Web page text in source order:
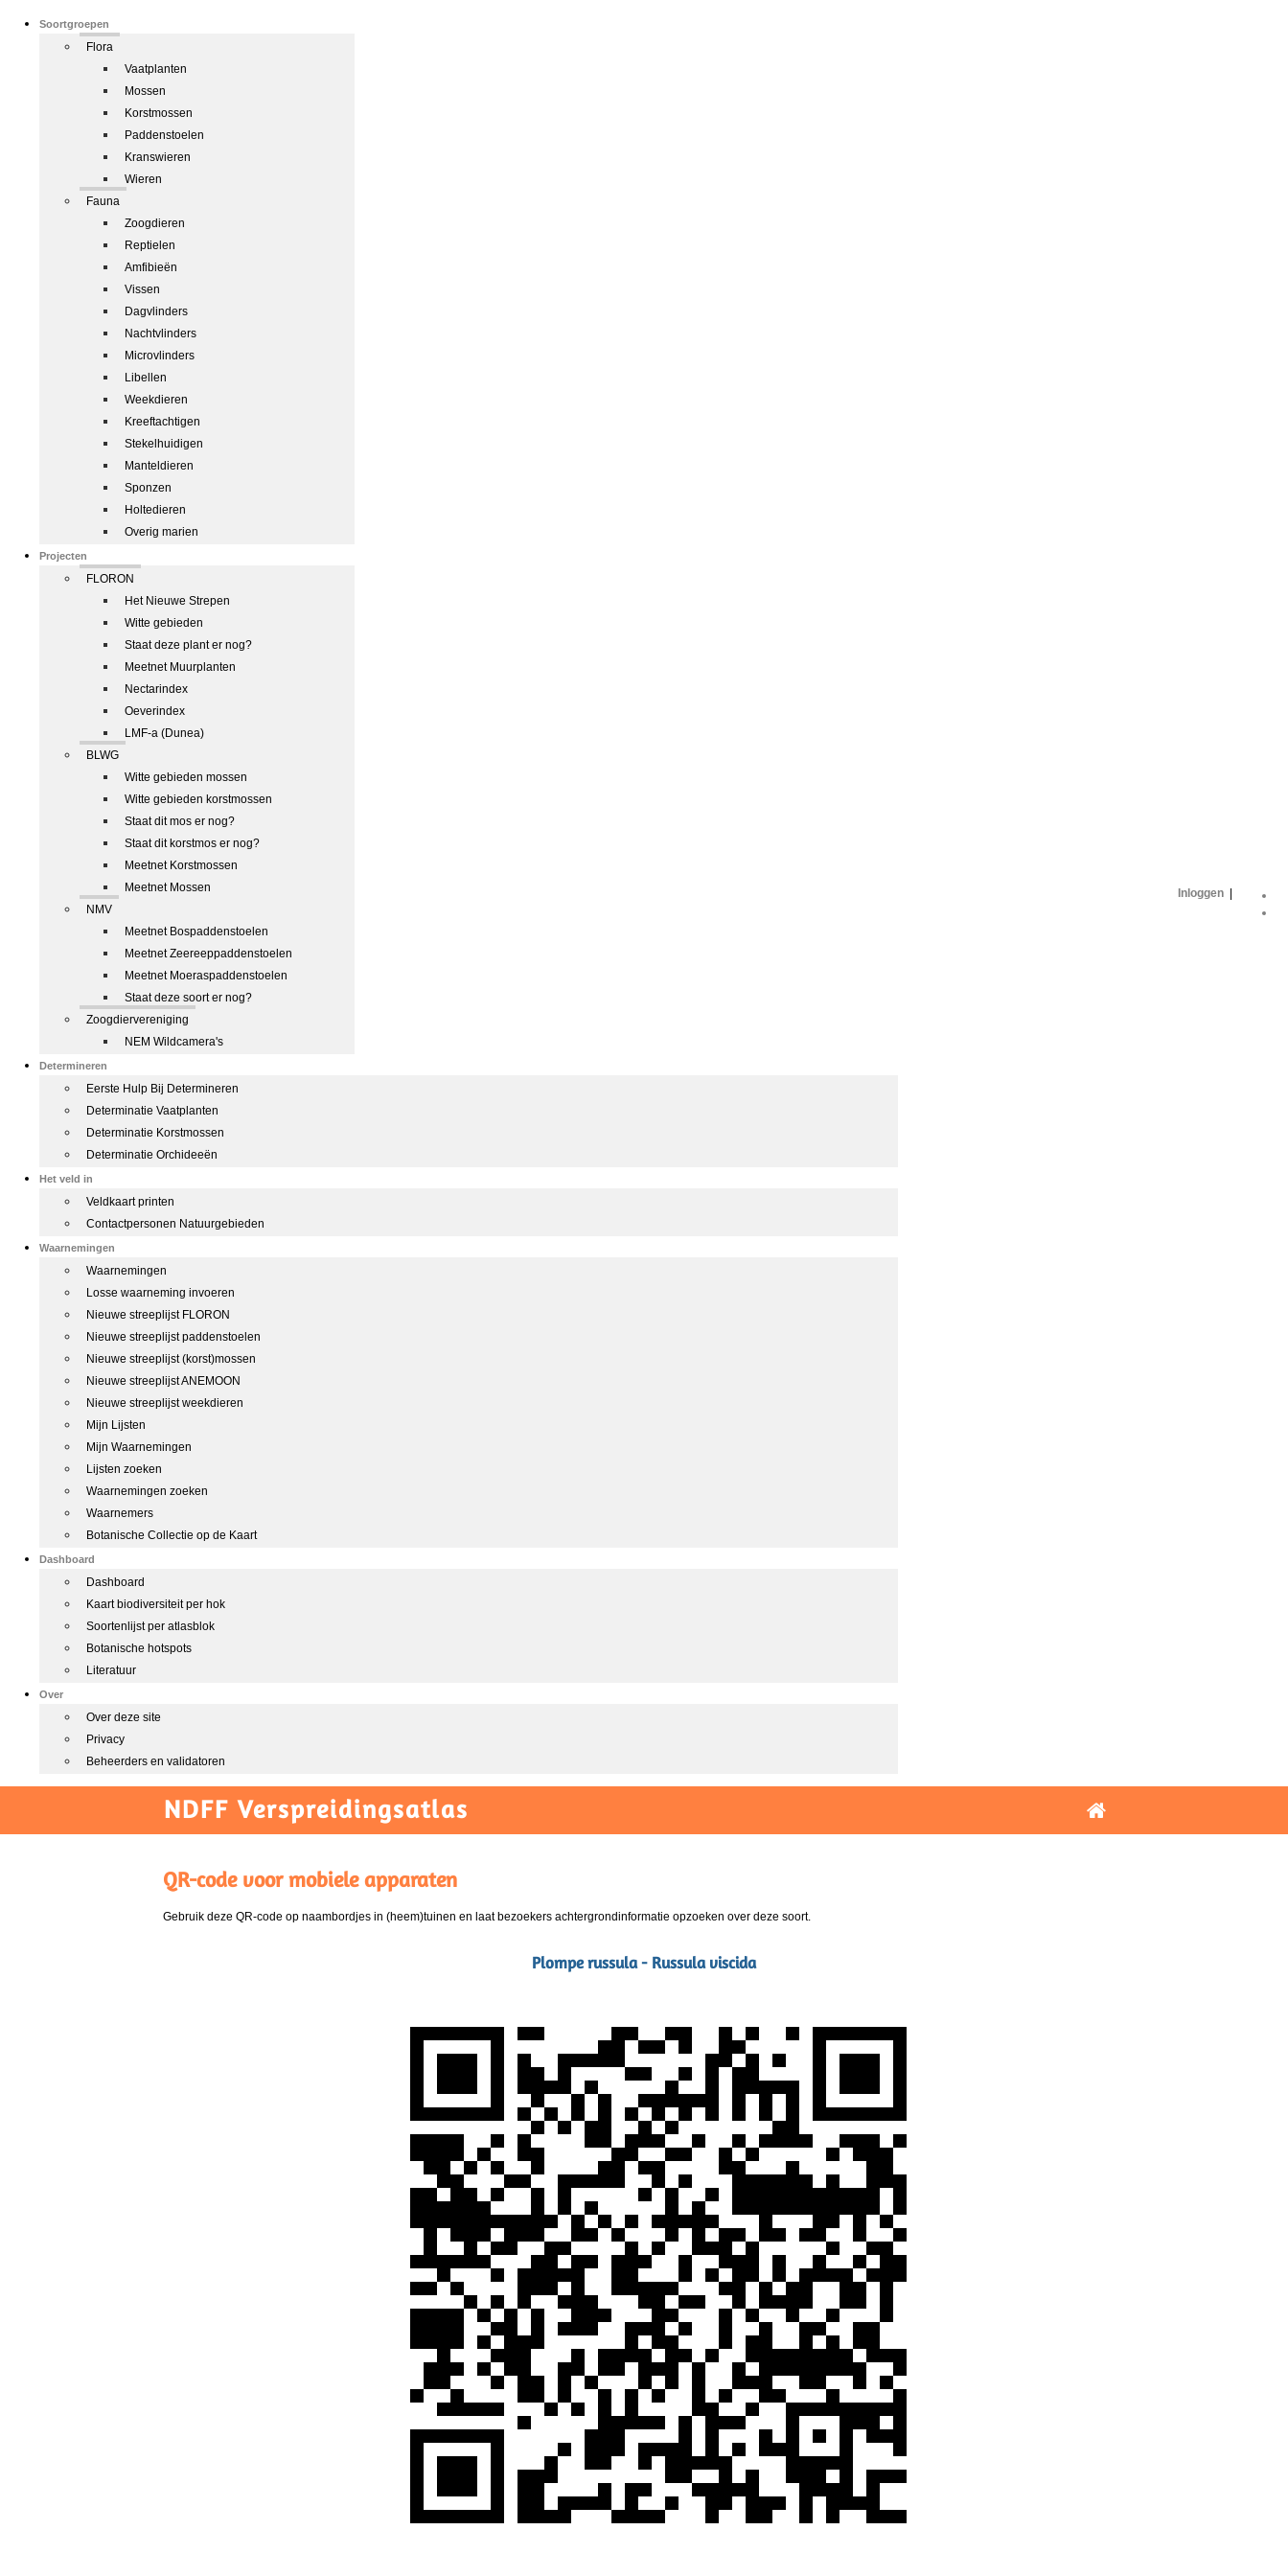
Soortgroepen
Flora
Vaatplanten
Mossen
Korstmossen
Paddenstoelen
Kranswieren
Wieren
Fauna
Zoogdieren
Reptielen
Amfibieën
Vissen
Dagvlinders
Nachtvlinders
Microvlinders
Libellen
Weekdieren
Kreeftachtigen
Stekelhuidigen
Manteldieren
Sponzen
Holtedieren
Overig marien
Projecten
FLORON
Het Nieuwe Strepen
Witte gebieden
Staat deze plant er nog?
Meetnet Muurplanten
Nectarindex
Oeverindex
LMF-a (Dunea)
BLWG
Witte gebieden mossen
Witte gebieden korstmossen
Staat dit mos er nog?
Staat dit korstmos er nog?
Meetnet Korstmossen
Meetnet Mossen
NMV
Meetnet Bospaddenstoelen
Meetnet Zeereeppaddenstoelen
Meetnet Moeraspaddenstoelen
Staat deze soort er nog?
Zoogdiervereniging
NEM Wildcamera's
Determineren
Eerste Hulp Bij Determineren
Determinatie Vaatplanten
Determinatie Korstmossen
Determinatie Orchideeën
Het veld in
Veldkaart printen
Contactpersonen Natuurgebieden
Waarnemingen
Waarnemingen
Losse waarneming invoeren
Nieuwe streeplijst FLORON
Nieuwe streeplijst paddenstoelen
Nieuwe streeplijst (korst)mossen
Nieuwe streeplijst ANEMOON
Nieuwe streeplijst weekdieren
Mijn Lijsten
Mijn Waarnemingen
Lijsten zoeken
Waarnemingen zoeken
Waarnemers
Botanische Collectie op de Kaart
Dashboard
Dashboard
Kaart biodiversiteit per hok
Soortenlijst per atlasblok
Botanische hotspots
Literatuur
Over
Over deze site
Privacy
Beheerders en validatoren
Inloggen
NDFF Verspreidingsatlas
QR-code voor mobiele apparaten
Gebruik deze QR-code op naambordjes in (heem)tuinen en laat bezoekers achtergrondinformatie opzoeken over deze soort.
Plompe russula - Russula viscida